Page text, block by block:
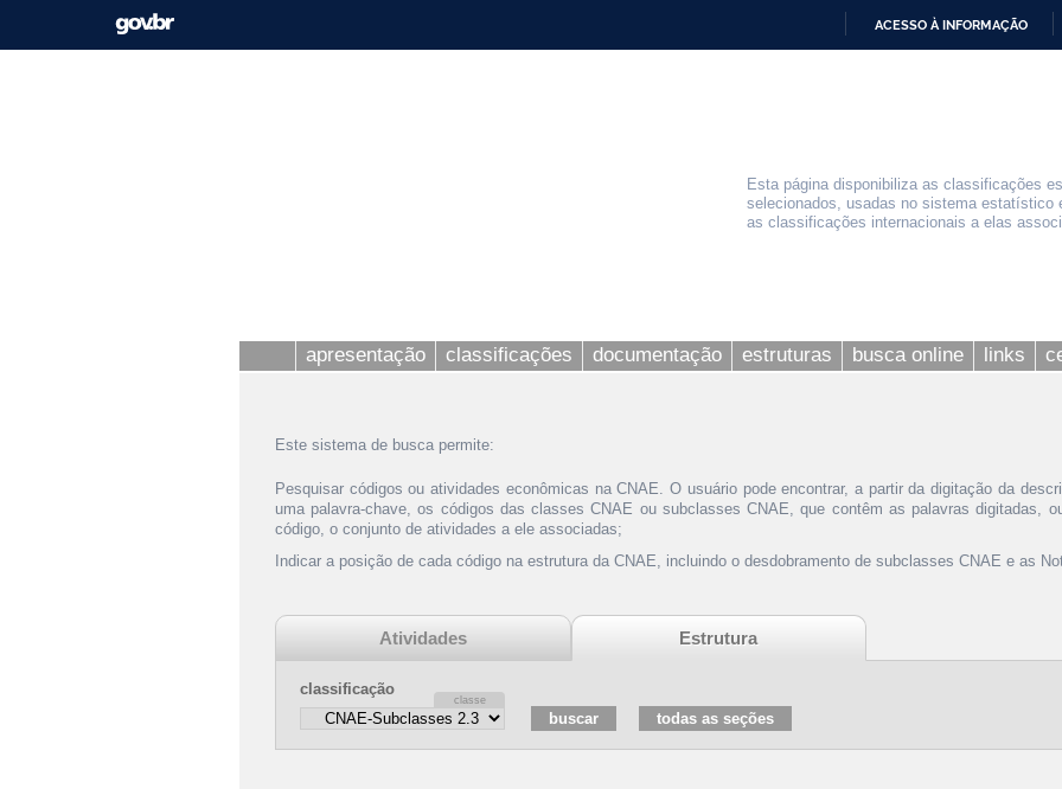
ACESSO À INFORMAÇÃO
Esta página disponibiliza as classificações
selecionados, usadas no sistema
as classificações internacionais a elas
apresentação classificações documentação estruturas busca online links
Este sistema de busca permite:
Pesquisar códigos ou atividades econômicas na CNAE. O usuário pode encontrar, a partir da digitação da
uma palavra-chave, os códigos das classes CNAE ou subclasses CNAE, que contêm as palavras digitadas,
código, o conjunto de atividades a ele associadas;
Indicar a posição de cada código na estrutura da CNAE, incluindo o desdobramento de subclasses CNAE e as
Atividades Estrutura
classificação